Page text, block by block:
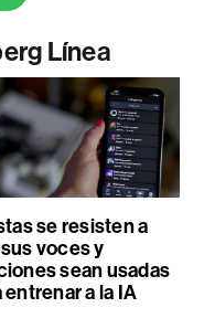
Línea
se resisten a
voces y
sean usadas
entrenar a la IA